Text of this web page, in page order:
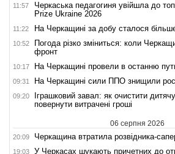
11:57
Черкаська педагогиня увійшла до
Prize Ukraine 2026
11:22 На Черкащині за добу сталося
10:52
Погода різко зміниться: коли
фронт
10:17 На Черкащині провели в останню
09:31 На Черкащині сили ППО знищили
09:20
Іграшковий завал: як очистити
повернути витрачені гроші
06 серпня 2026
20:09 Черкащина втратила розвідника-
19:03 У Черкасах шукають причетних до